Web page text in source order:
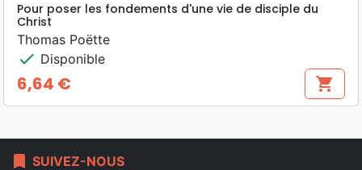
Pour poser les fondements d'une vie de disciple du
Christ
Thomas Poëtte
check Disponible
Prix
6,64 € shopping_cart
bookmark SUIVEZ-NOUS